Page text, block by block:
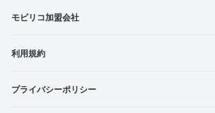
モビリコ加盟会社
利用規約
プライバシーポリシー